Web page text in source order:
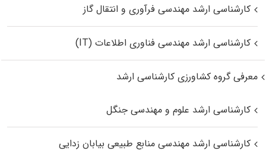
کارشناسی ارشد مهندسی فرآوری و انتقال گاز
کارشناسی ارشد مهندسی فناوری اطلاعات (IT)
معرفی گروه کشاورزی کارشناسی ارشد
کارشناسی ارشد علوم و مهندسی جنگل
کارشناسی ارشد مهندسی منابع طبیعی بیابان زدایی